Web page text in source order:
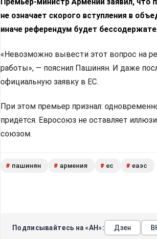
Премьер-министр Армении заявил, что
не означает скорого вступления в
иначе референдум будет
«Невозможно вывести этот вопрос на
работы», — пояснил Пашинян. И даже
официальную заявку в ЕС.
При этом премьер признал:
придётся. Евросоюз не оставляет
союзом.
# пашинян # армения # ес # еаэс
Подписывайтесь на «АН»: Дзен